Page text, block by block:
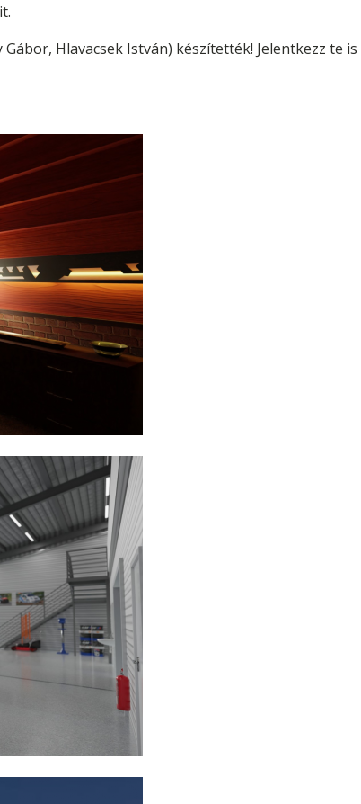
Hlavacsek István) készítették! Jelentkezz te is